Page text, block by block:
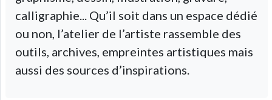
calligraphie... Qu’il soit dans un espace dédié
ou non, l’atelier de l’artiste rassemble des
outils, archives, empreintes artistiques mais
aussi des sources d’inspirations.